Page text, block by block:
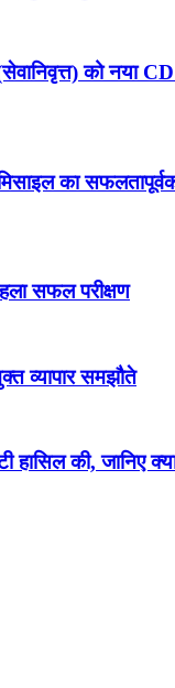
को नया
का
सफल परीक्षण
व्यापार समझौते
की, जानिए
फिर से चंद्रमा के